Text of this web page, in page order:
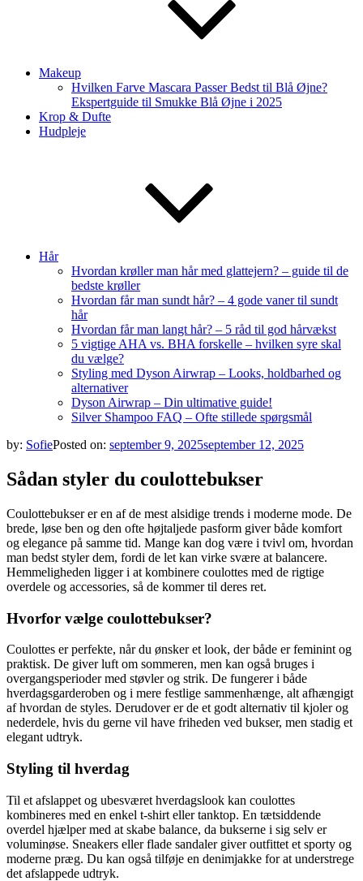
Makeup
Hvilken Farve Mascara Passer Bedst til Blå Øjne?
Ekspertguide til Smukke Blå Øjne i 2025
Krop & Dufte
Hudpleje
Hår
Hvordan krøller man hår med glattejern? – guide til de
bedste krøller
Hvordan får man sundt hår? – 4 gode vaner til sundt
hår
Hvordan får man langt hår? – 5 råd til god hårvækst
5 vigtige AHA vs. BHA forskelle – hvilken syre skal
du vælge?
Styling med Dyson Airwrap – Looks, holdbarhed og
alternativer
Dyson Airwrap – Din ultimative guide!
Silver Shampoo FAQ – Ofte stillede spørgsmål
by: SofiePosted on: september 9, 2025september 12, 2025
Sådan styler du coulottebukser
Coulottebukser er en af de mest alsidige trends i moderne mode. De
brede, løse ben og den ofte højtaljede pasform giver både komfort
og elegance på samme tid. Mange kan dog være i tvivl om, hvordan
man bedst styler dem, fordi de let kan virke svære at balancere.
Hemmeligheden ligger i at kombinere coulottes med de rigtige
overdele og accessories, så de kommer til deres ret.
Hvorfor vælge coulottebukser?
Coulottes er perfekte, når du ønsker et look, der både er feminint og
praktisk. De giver luft om sommeren, men kan også bruges i
overgangsperioder med støvler og strik. De fungerer i både
hverdagsgarderoben og i mere festlige sammenhænge, alt afhængigt
af hvordan de styles. Derudover er de et godt alternativ til kjoler og
nederdele, hvis du gerne vil have friheden ved bukser, men stadig et
elegant udtryk.
Styling til hverdag
Til et afslappet og ubesværet hverdagslook kan coulottes
kombineres med en enkel t-shirt eller tanktop. En tætsiddende
overdel hjælper med at skabe balance, da bukserne i sig selv er
voluminøse. Sneakers eller flade sandaler giver outfittet et sporty og
moderne præg. Du kan også tilføje en denimjakke for at understrege
det afslappede udtryk.